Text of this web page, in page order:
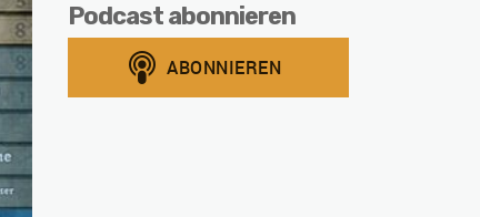
Podcast abonnieren